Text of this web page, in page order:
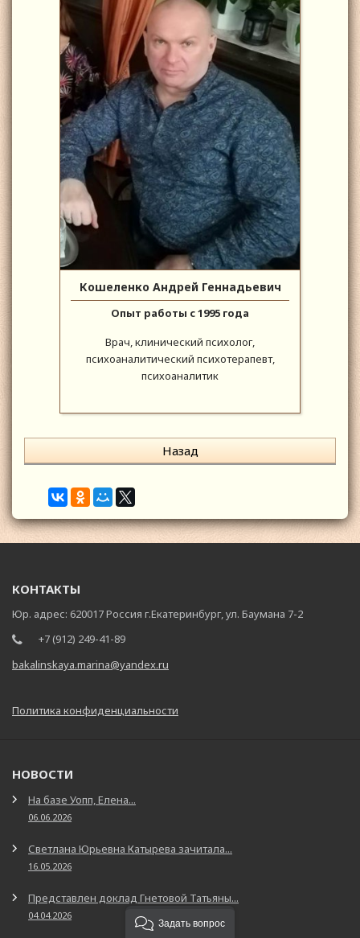
Кошеленко Андрей Геннадьевич
Опыт работы с 1995 года
Врач, клинический психолог,
психоаналитический психотерапевт,
психоаналитик
Назад
КОНТАКТЫ
Юр. адрес: 620017 Россия г.Екатеринбург, ул. Баумана 7-2
+7 (912) 249-41-89
bakalinskaya.marina@yandex.ru
Политика конфиденциальности
НОВОСТИ
На базе Уопп, Елена...
06.06.2026
Светлана Юрьевна Катырева зачитала...
16.05.2026
Представлен доклад Гнетовой Татьяны...
04.04.2026
Задать вопрос